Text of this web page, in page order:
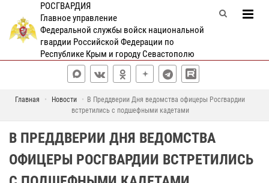
РОСГВАРДИЯ
Главное управление
Федеральной службы войск национальной
гвардии Российской Федерации по
Республике Крым и городу Севастополю
Главная Новости
В Преддверии Дня ведомства офицеры Росгвардии
встретились с подшефными кадетами
В ПРЕДДВЕРИИ ДНЯ ВЕДОМСТВА
ОФИЦЕРЫ РОСГВАРДИИ ВСТРЕТИЛИСЬ